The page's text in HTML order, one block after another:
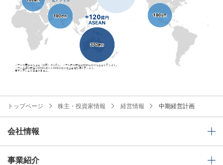
トップページ 株主・投資家情報 経営情報 中期経営計画
会社情報
事業紹介